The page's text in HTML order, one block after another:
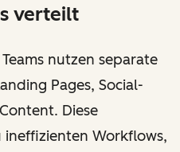
verteilt
nutzen separate
Pages, Social-
Diese
Workflows,